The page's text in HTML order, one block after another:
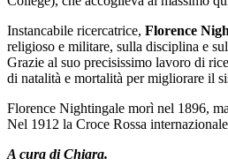
Instancabile ricercatrice, Florence
religioso e militare, sulla disciplina e
Grazie al suo precisissimo lavoro di
di natalità e mortalità per migliorare il
Florence Nightingale morì nel 1896,
Nel 1912 la Croce Rossa
A cura di Chiara.